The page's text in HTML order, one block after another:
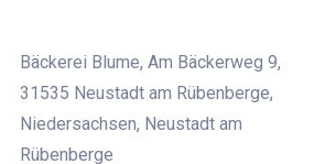
Bäckerei Blume, Am Bäckerweg 9,
31535 Neustadt am Rübenberge,
Niedersachsen, Neustadt am
Rübenberge